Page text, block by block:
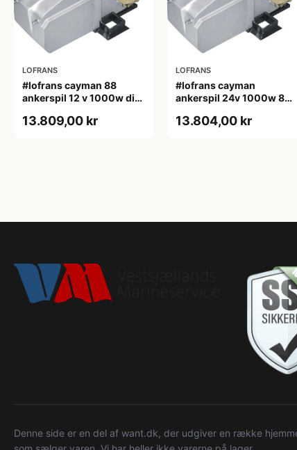
LOFRANS
#lofrans cayman 88
ankerspil 12 v 1000w din
13.809,00 kr
LOFRANS
#lofrans cayman
ankerspil 24v 1000w 8
13.804,00 kr
Denne side er en del af want.dk, der udgiver en række